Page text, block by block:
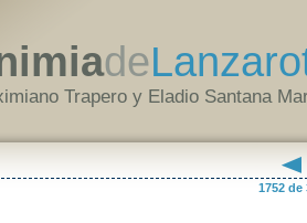
de
Trapero y Eladio Santana
1752 de